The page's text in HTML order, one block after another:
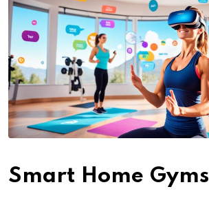
Smart Home Gyms